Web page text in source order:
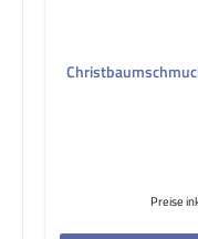
Preise